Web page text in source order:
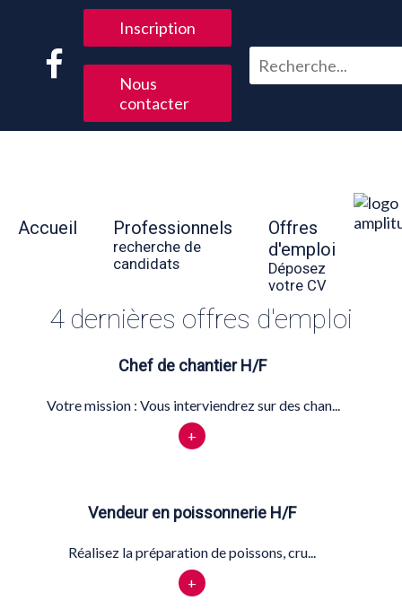
Inscription
Nous
contacter
Accueil Professionnels
recherche de
candidats
Offres
d'emploi
Déposez
votre CV
4 dernières offres d'emploi
Chef de chantier H/F
Votre mission : Vous interviendrez sur des chan...
+
Vendeur en poissonnerie H/F
Réalisez la préparation de poissons, cru...
+